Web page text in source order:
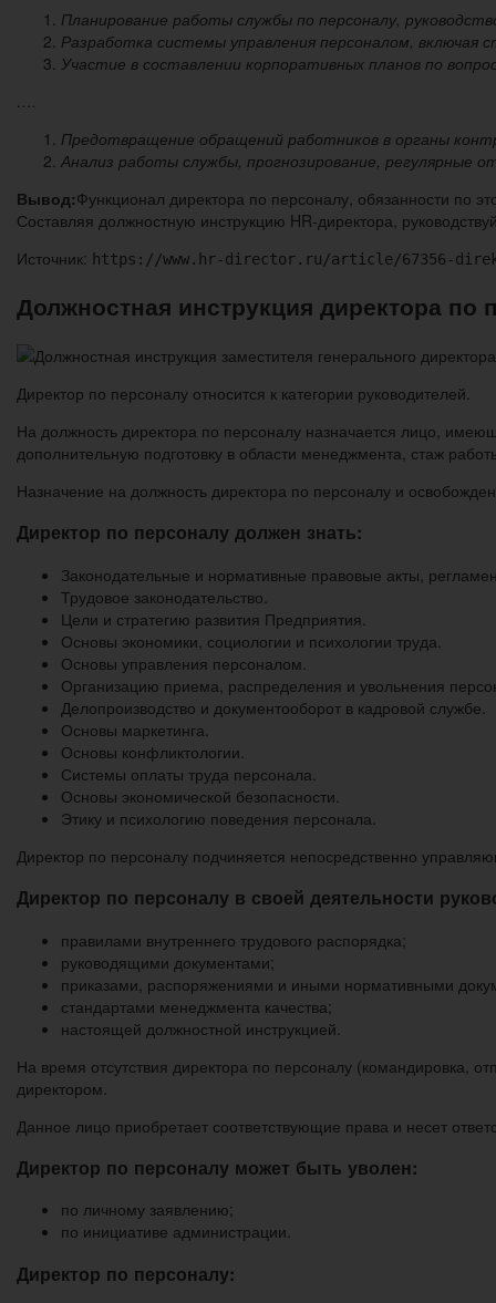
Планирование работы службы по персоналу,
Разработка системы управления персоналом, включая
Участие в составлении корпоративных планов по
Предотвращение обращений работников в органы
Анализ работы службы, прогнозирование, регулярные
Вывод:Функционал директора по персоналу, обязанности по
Составляя должностную инструкцию HR-директора,
Источник: https://www.hr-director.ru/article/67356-
Должностная инструкция директора по
Директор по персоналу относится к категории руководителей.
На должность директора по персоналу назначается лицо,
дополнительную подготовку в области менеджмента, стаж
Назначение на должность директора по персоналу и
Директор по персоналу должен знать:
Законодательные и нормативные правовые акты,
Трудовое законодательство.
Цели и стратегию развития Предприятия.
Основы экономики, социологии и психологии труда.
Основы управления персоналом.
Организацию приема, распределения и увольнения
Делопроизводство и документооборот в кадровой службе.
Основы маркетинга.
Основы конфликтологии.
Системы оплаты труда персонала.
Основы экономической безопасности.
Этику и психологию поведения персонала.
Директор по персоналу подчиняется непосредственно
Директор по персоналу в своей деятельности
правилами внутреннего трудового распорядка;
руководящими документами;
приказами, распоряжениями и иными нормативными
стандартами менеджмента качества;
настоящей должностной инструкцией.
На время отсутствия директора по персоналу (командировка,
директором.
Данное лицо приобретает соответствующие права и несет
Директор по персоналу может быть уволен:
по личному заявлению;
по инициативе администрации.
Директор по персоналу: